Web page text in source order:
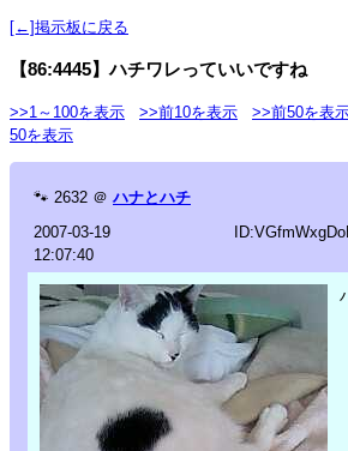
[←]掲示板に戻る
【86:4445】ハチワレっていいですね
>>1～100を表示 >>前10を表示 >>前50を表
50を表示
🐾 2632 ＠ ハナとハチ
2007-03-19
12:07:40